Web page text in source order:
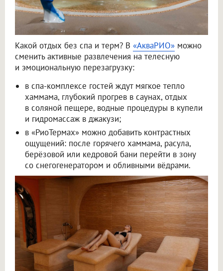
Какой отдых без спа и терм? В «АкваРИО» можно
сменить активные развлечения на телесную
и эмоциональную перезагрузку:
в спа-комплексе гостей ждут мягкое тепло
хаммама, глубокий прогрев в саунах, отдых
в соляной пещере, водные процедуры в купели
и гидромассаж в джакузи;
в «РиоТермах» можно добавить контрастных
ощущений: после горячего хаммама, расула,
берёзовой или кедровой бани перейти в зону
со снегогенератором и обливными вёдрами.